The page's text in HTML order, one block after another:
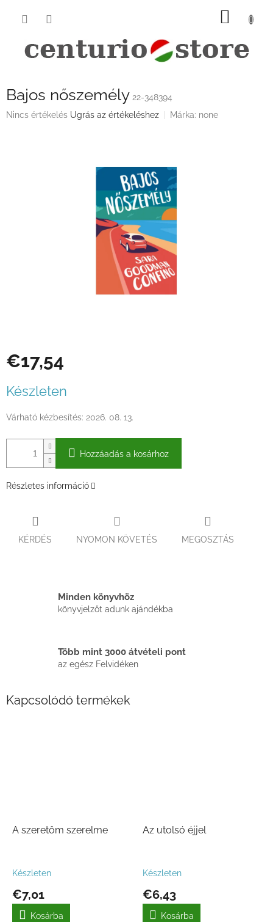
KOSÁR
Bajos nőszemély 22-348394
A
Nincs értékelés Ugrás az értékeléshez Márka: none
€17,54
Készleten
Várható kézbesítés: 2026. 08. 13.
Hozzáadás a kosárhoz
Részletes információ
KÉRDÉS NYOMON KÖVETÉS MEGOSZTÁS
Minden könyvhöz
könyvjelzőt adunk ajándékba
Több mint 3000 átvételi pont
az egész Felvidéken
Kapcsolódó termékek
A szeretőm szerelme
Készleten
€7,01
Kosárba
Az utolsó éjjel
Készleten
€6,43
Kosárba